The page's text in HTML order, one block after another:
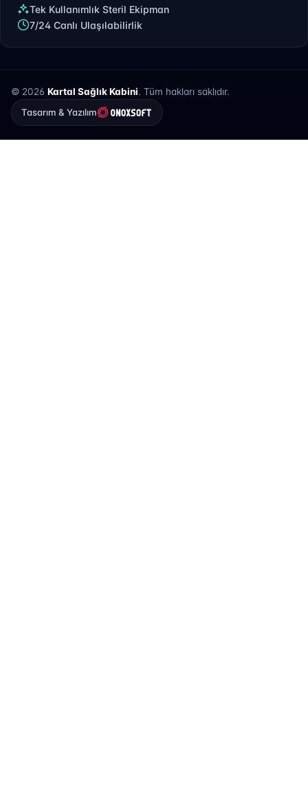
Tek Kullanımlık Steril Ekipman
7/24 Canlı Ulaşılabilirlik
© 2026 Kartal Sağlık Kabini. Tüm hakları saklıdır.
Tasarım & Yazılım